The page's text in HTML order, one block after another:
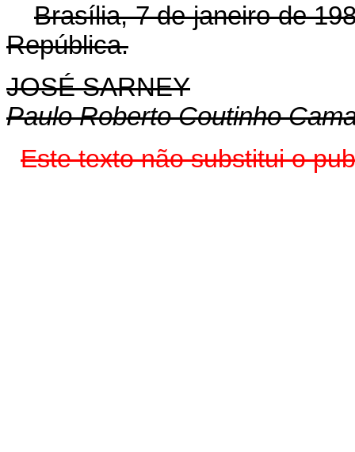
Brasília, 7 de janeiro de
República.
JOSÉ SARNEY
Paulo Roberto Coutinho
Este texto não substitui o